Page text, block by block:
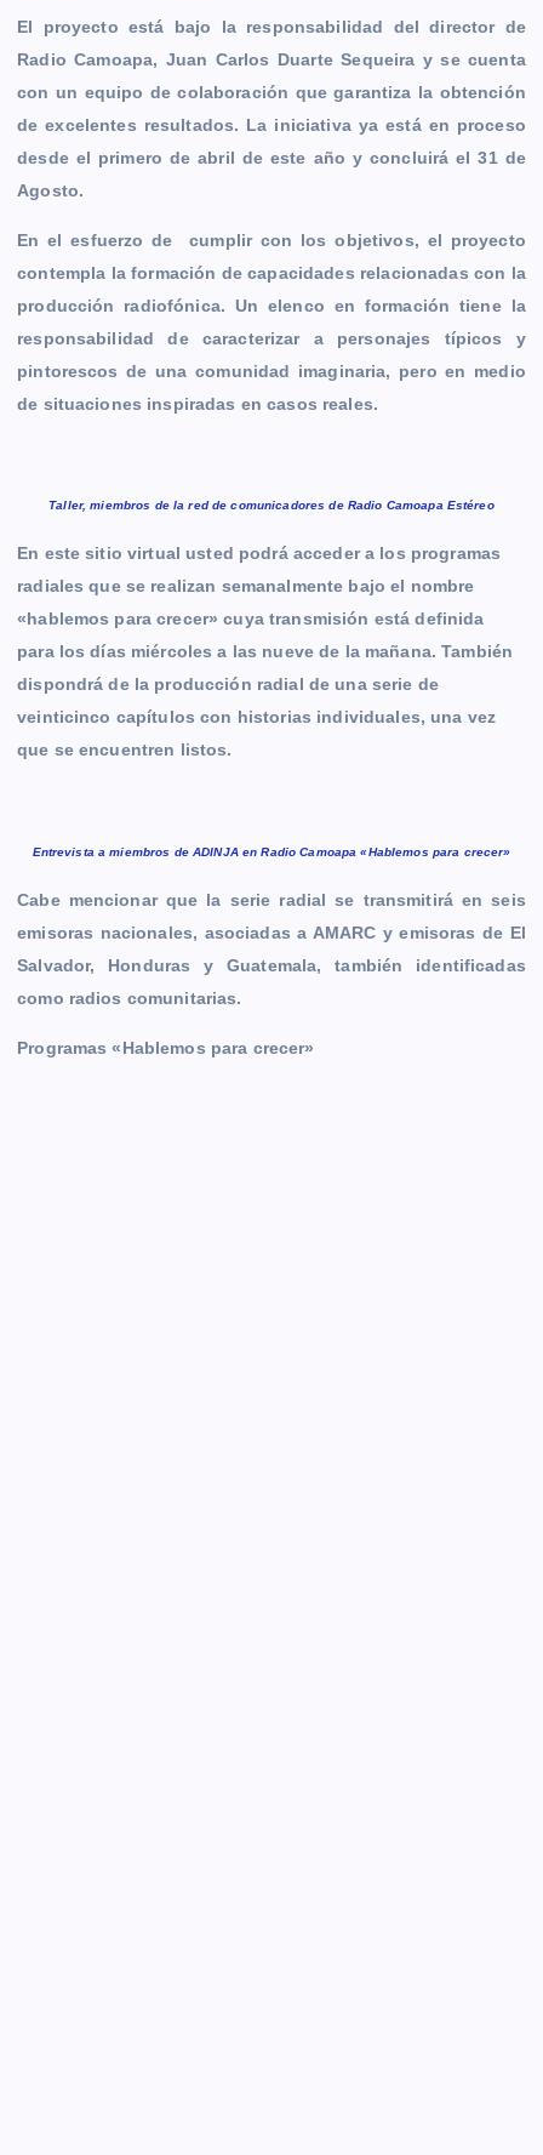
El proyecto está bajo la responsabilidad del director de
Radio Camoapa, Juan Carlos Duarte Sequeira y se cuenta
con un equipo de colaboración que garantiza la obtención
de excelentes resultados. La iniciativa ya está en proceso
desde el primero de abril de este año y concluirá el 31 de
Agosto.
En el esfuerzo de cumplir con los objetivos, el proyecto
contempla la formación de capacidades relacionadas con la
producción radiofónica. Un elenco en formación tiene la
responsabilidad de caracterizar a personajes típicos y
pintorescos de una comunidad imaginaria, pero en medio
de situaciones inspiradas en casos reales.
Taller, miembros de la red de comunicadores de Radio Camoapa Estéreo
En este sitio virtual usted podrá acceder a los programas
radiales que se realizan semanalmente bajo el nombre
«hablemos para crecer» cuya transmisión está definida
para los días miércoles a las nueve de la mañana. También
dispondrá de la producción radial de una serie de
veinticinco capítulos con historias individuales, una vez
que se encuentren listos.
Entrevista a miembros de ADINJA en Radio Camoapa «Hablemos para crecer»
Cabe mencionar que la serie radial se transmitirá en seis
emisoras nacionales, asociadas a AMARC y emisoras de El
Salvador, Honduras y Guatemala, también identificadas
como radios comunitarias.
Programas «Hablemos para crecer»